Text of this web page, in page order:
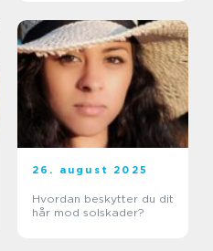
26. august 2025
Hvordan beskytter du dit
hår mod solskader?